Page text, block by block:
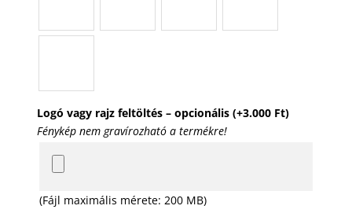
Logó vagy rajz feltöltés – opcionális (+3.000 Ft)
Fénykép nem gravírozható a termékre!
(Fájl maximális mérete: 200 MB)